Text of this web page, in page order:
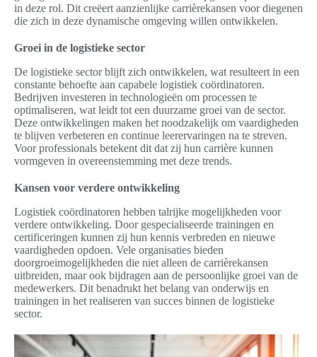
in deze rol. Dit creëert aanzienlijke carrièrekansen voor diegenen
die zich in deze dynamische omgeving willen ontwikkelen.
Groei in de logistieke sector
De logistieke sector blijft zich ontwikkelen, wat resulteert in een
constante behoefte aan capabele logistiek coördinatoren.
Bedrijven investeren in technologieën om processen te
optimaliseren, wat leidt tot een duurzame groei van de sector.
Deze ontwikkelingen maken het noodzakelijk om vaardigheden
te blijven verbeteren en continue leerervaringen na te streven.
Voor professionals betekent dit dat zij hun carrière kunnen
vormgeven in overeenstemming met deze trends.
Kansen voor verdere ontwikkeling
Logistiek coördinatoren hebben talrijke mogelijkheden voor
verdere ontwikkeling. Door gespecialiseerde trainingen en
certificeringen kunnen zij hun kennis verbreden en nieuwe
vaardigheden opdoen. Vele organisaties bieden
doorgroeimogelijkheden die niet alleen de carrièrekansen
uitbreiden, maar ook bijdragen aan de persoonlijke groei van de
medewerkers. Dit benadrukt het belang van onderwijs en
trainingen in het realiseren van succes binnen de logistieke
sector.